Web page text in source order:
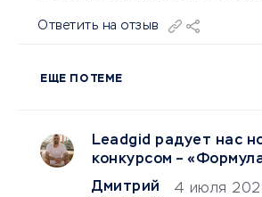
Ответить на отзыв
ЕЩЕ ПО ТЕМЕ
Leadgid радует нас
конкурсом –
Дмитрий
4 июля